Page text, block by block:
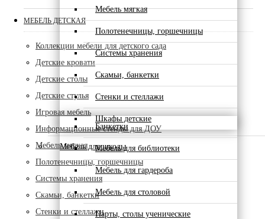
Мебель мягкая
Полотенечницы, горшечницы
Системы хранения
Скамьи, банкетки
Стенки и стеллажи
Шкафы детские
Мебель для школы
Банкетки
Мебель для библиотеки
Мебель для гардероба
Мебель для столовой
Парты, столы ученические
МЕБЕЛЬ ДЕТСКАЯ
Коллекции мебели для детского сада
Детские кровати
Детские столы
Детские стулья
Игровая мебель
Информационные стенды для ДОУ
Мебель мягкая
Полотенечницы, горшечницы
Системы хранения
Скамьи, банкетки
Стенки и стеллажи